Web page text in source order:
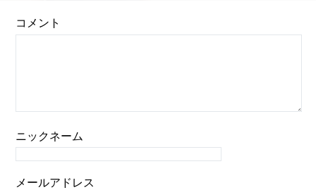
コメント
ニックネーム
メールアドレス